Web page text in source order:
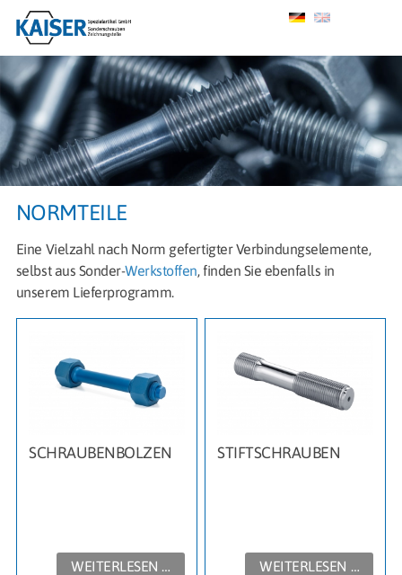
NORMTEILE
Eine Vielzahl nach Norm gefertigter Verbindungselemente,
selbst aus Sonder-Werkstoffen, finden Sie ebenfalls in
unserem Lieferprogramm.
SCHRAUBENBOLZEN
WEITERLESEN …
STIFTSCHRAUBEN
WEITERLESEN …